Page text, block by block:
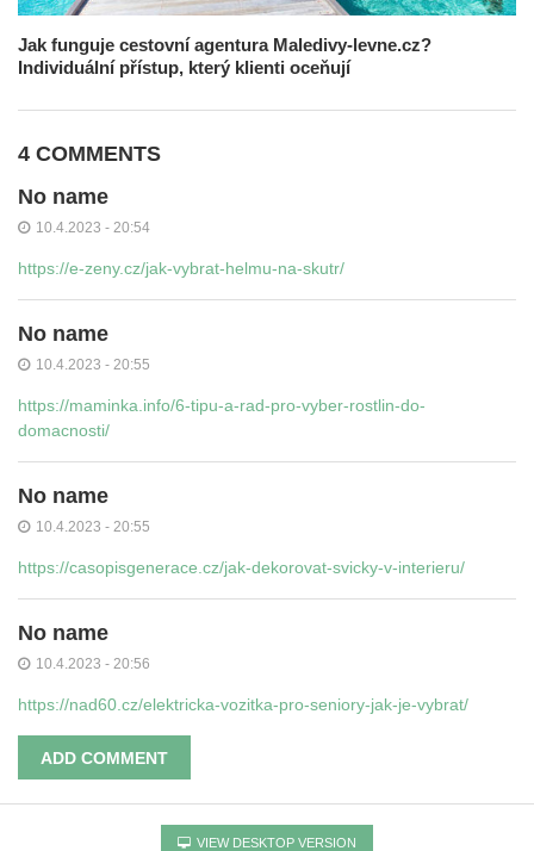
Jak funguje cestovní agentura Maledivy-levne.cz?
Individuální přístup, který klienti oceňují
4 COMMENTS
No name
10.4.2023 - 20:54
https://e-zeny.cz/jak-vybrat-helmu-na-skutr/
No name
10.4.2023 - 20:55
https://maminka.info/6-tipu-a-rad-pro-vyber-rostlin-do-
domacnosti/
No name
10.4.2023 - 20:55
https://casopisgenerace.cz/jak-dekorovat-svicky-v-interieru/
No name
10.4.2023 - 20:56
https://nad60.cz/elektricka-vozitka-pro-seniory-jak-je-vybrat/
ADD COMMENT
VIEW DESKTOP VERSION